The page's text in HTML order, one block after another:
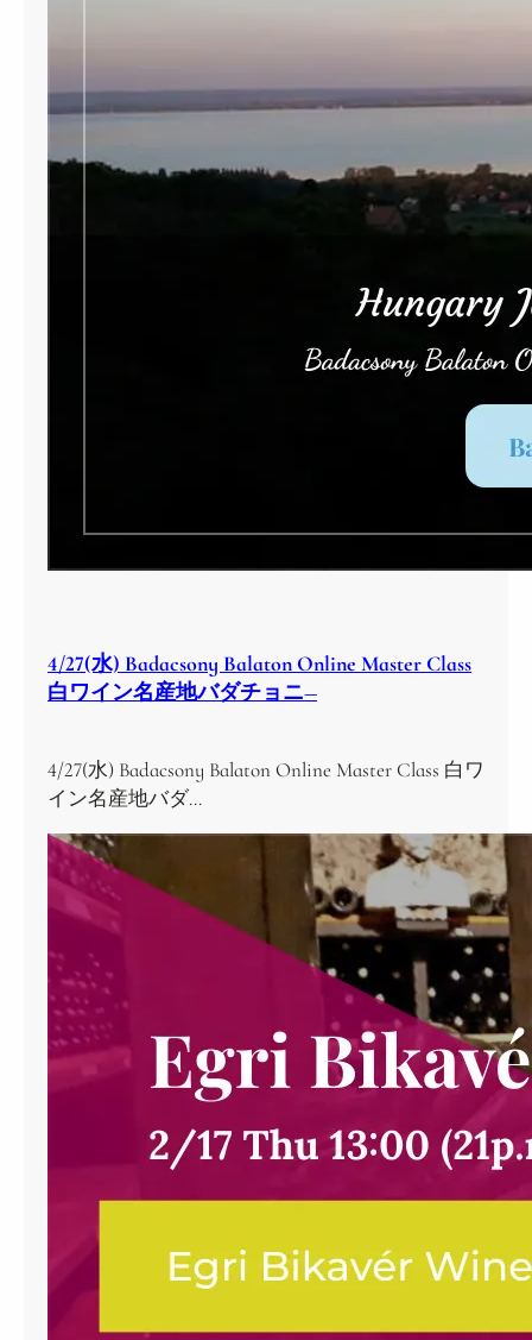
4/27(水) Badacsony Balaton Online Master Class
白ワイン名産地バダチョニ―
4/27(水) Badacsony Balaton Online Master Class 白ワ
イン名産地バダ…